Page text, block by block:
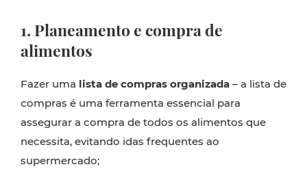
1. Planeamento e compra de
alimentos
Fazer uma lista de compras organizada – a lista de
compras é uma ferramenta essencial para
assegurar a compra de todos os alimentos que
necessita, evitando idas frequentes ao
supermercado;